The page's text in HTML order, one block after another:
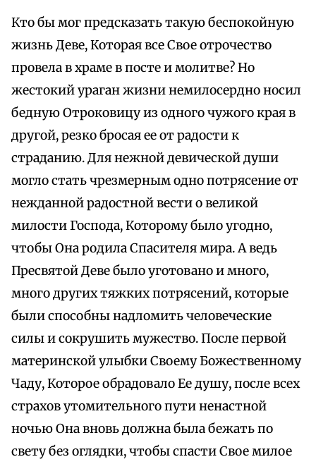
Кто бы мог предсказать такую беспокойную
жизнь Деве, Которая все Свое отрочество
провела в храме в посте и молитве? Но
жестокий ураган жизни немилосердно носил
бедную Отроковицу из одного чужого края в
другой, резко бросая ее от радости к
страданию. Для нежной девической души
могло стать чрезмерным одно потрясение от
нежданной радостной вести о великой
милости Господа, Которому было угодно,
чтобы Она родила Спасителя мира. А ведь
Пресвятой Деве было уготовано и много,
много других тяжких потрясений, которые
были способны надломить человеческие
силы и сокрушить мужество. После первой
материнской улыбки Своему Божественному
Чаду, Которое обрадовало Ее душу, после всех
страхов утомительного пути ненастной
ночью Она вновь должна была бежать по
свету без оглядки, чтобы спасти Свое милое